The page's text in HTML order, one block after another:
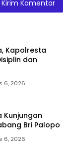
Kapolresta
dan
6, 2026
Kunjungan
Bri Palopo
6, 2026